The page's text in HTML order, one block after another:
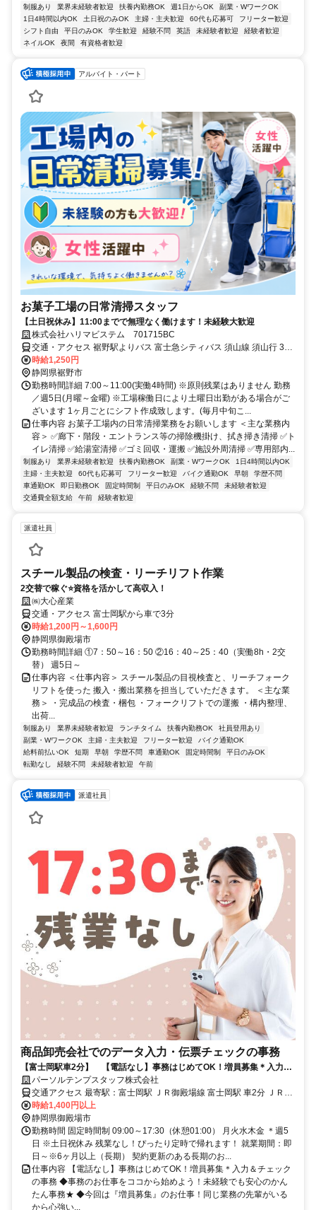
制服あり 業界未経験者歓迎 扶養内勤務OK 週1日からOK
副業・WワークOK
1日4時間以内OK
土日祝のみOK 主婦・主夫歓迎 60代も応募可
フリーター歓迎
シフト自由
平日のみOK 学生歓迎 経験不問 英語 未経験者歓迎
経験者歓迎
ネイルOK
夜間 有資格者歓迎
アルバイト・パート
お菓子工場の日常清掃スタッフ
【土日祝休み】11:00までで無理なく働けます！未経験大歓迎
株式会社ハリマビステム 701715BC
交通・アクセス 裾野駅よりバス 富士急シティバス 須山線 須山行 35
分 富士裾野工業団地入口下車
時給1,250円
静岡県裾野市
勤務時間詳細 7:00～11:00(実働4時間) ※原則残業はありません 勤務
／週5日(月曜～金曜) ※工場稼働日により土曜日出勤がある場合がご
ざいます 1ヶ月ごとにシフト作成致します。(毎月中旬こ...
仕事内容 お菓子工場内の日常清掃業務をお願いします ＜主な業務内
容＞ ✅廊下・階段・エントランス等の掃除機掛け、拭き掃き清掃 ✅ト
イレ清掃 ✅給湯室清掃 ✅ゴミ回収・運搬 ✅施設外周清掃 ✅専用部内...
制服あり 業界未経験者歓迎 扶養内勤務OK 副業・WワークOK
1日4時間以内OK
主婦・主夫歓迎
60代も応募可 フリーター歓迎 バイク通勤OK 早朝
学歴不問
車通勤OK
即日勤務OK 固定時間制 平日のみOK 経験不問
未経験者歓迎
交通費全額支給
午前 経験者歓迎
派遣社員
スチール製品の検査・リーチリフト作業
2交替で稼ぐ⭐資格を活かして高収入！
㈱大心産業
交通・アクセス 富士岡駅から車で3分
時給1,200円～1,600円
静岡県御殿場市
勤務時間詳細 ①7：50～16：50 ②16：40～25：40（実働8h・2交
替） 週5日～
仕事内容 ＜仕事内容＞ スチール製品の目視検査と、リーチフォーク
リフトを使った 搬入・搬出業務を担当していただきます。 ＜主な業
務＞ ・完成品の検査・梱包 ・フォークリフトでの運搬 ・構内整理、
出荷...
制服あり 業界未経験者歓迎 ランチタイム 扶養内勤務OK
社員登用あり
副業・WワークOK
主婦・主夫歓迎 フリーター歓迎
バイク通勤OK
給料前払いOK
短期 早朝 学歴不問 車通勤OK 固定時間制
平日のみOK
転勤なし
経験不問 未経験者歓迎 午前
派遣社員
商品卸売会社でのデータ入力・伝票チェックの事務
【富士岡駅車2分】 【電話なし】事務はじめてOK！増員募集＊入力＆
チェックの事務
パーソルテンプスタッフ株式会社
交通アクセス 最寄駅：富士岡駅 ＪＲ御殿場線 富士岡駅 車2分 ＪＲ御
時給1,400円以上
静岡県御殿場市
勤務時間 固定時間制 09:00～17:30（休憩01:00） 月火水木金 ＊週5
日 ※土日祝休み 残業なし！ぴったり定時で帰れます！ 就業期間：即
日～※6ヶ月以上（長期） 契約更新のある長期のお...
仕事内容 【電話なし】事務はじめてOK！増員募集＊入力＆チェック
の事務 ◆事務のお仕事をココから始めよう！未経験でも安心のかん
たん事務★ ◆今回は『増員募集』のお仕事！同じ業務の先輩がいる
から心強い...